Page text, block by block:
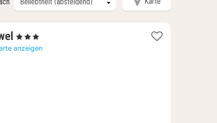
1
Nacht
, 3 Sterne
anzeigen